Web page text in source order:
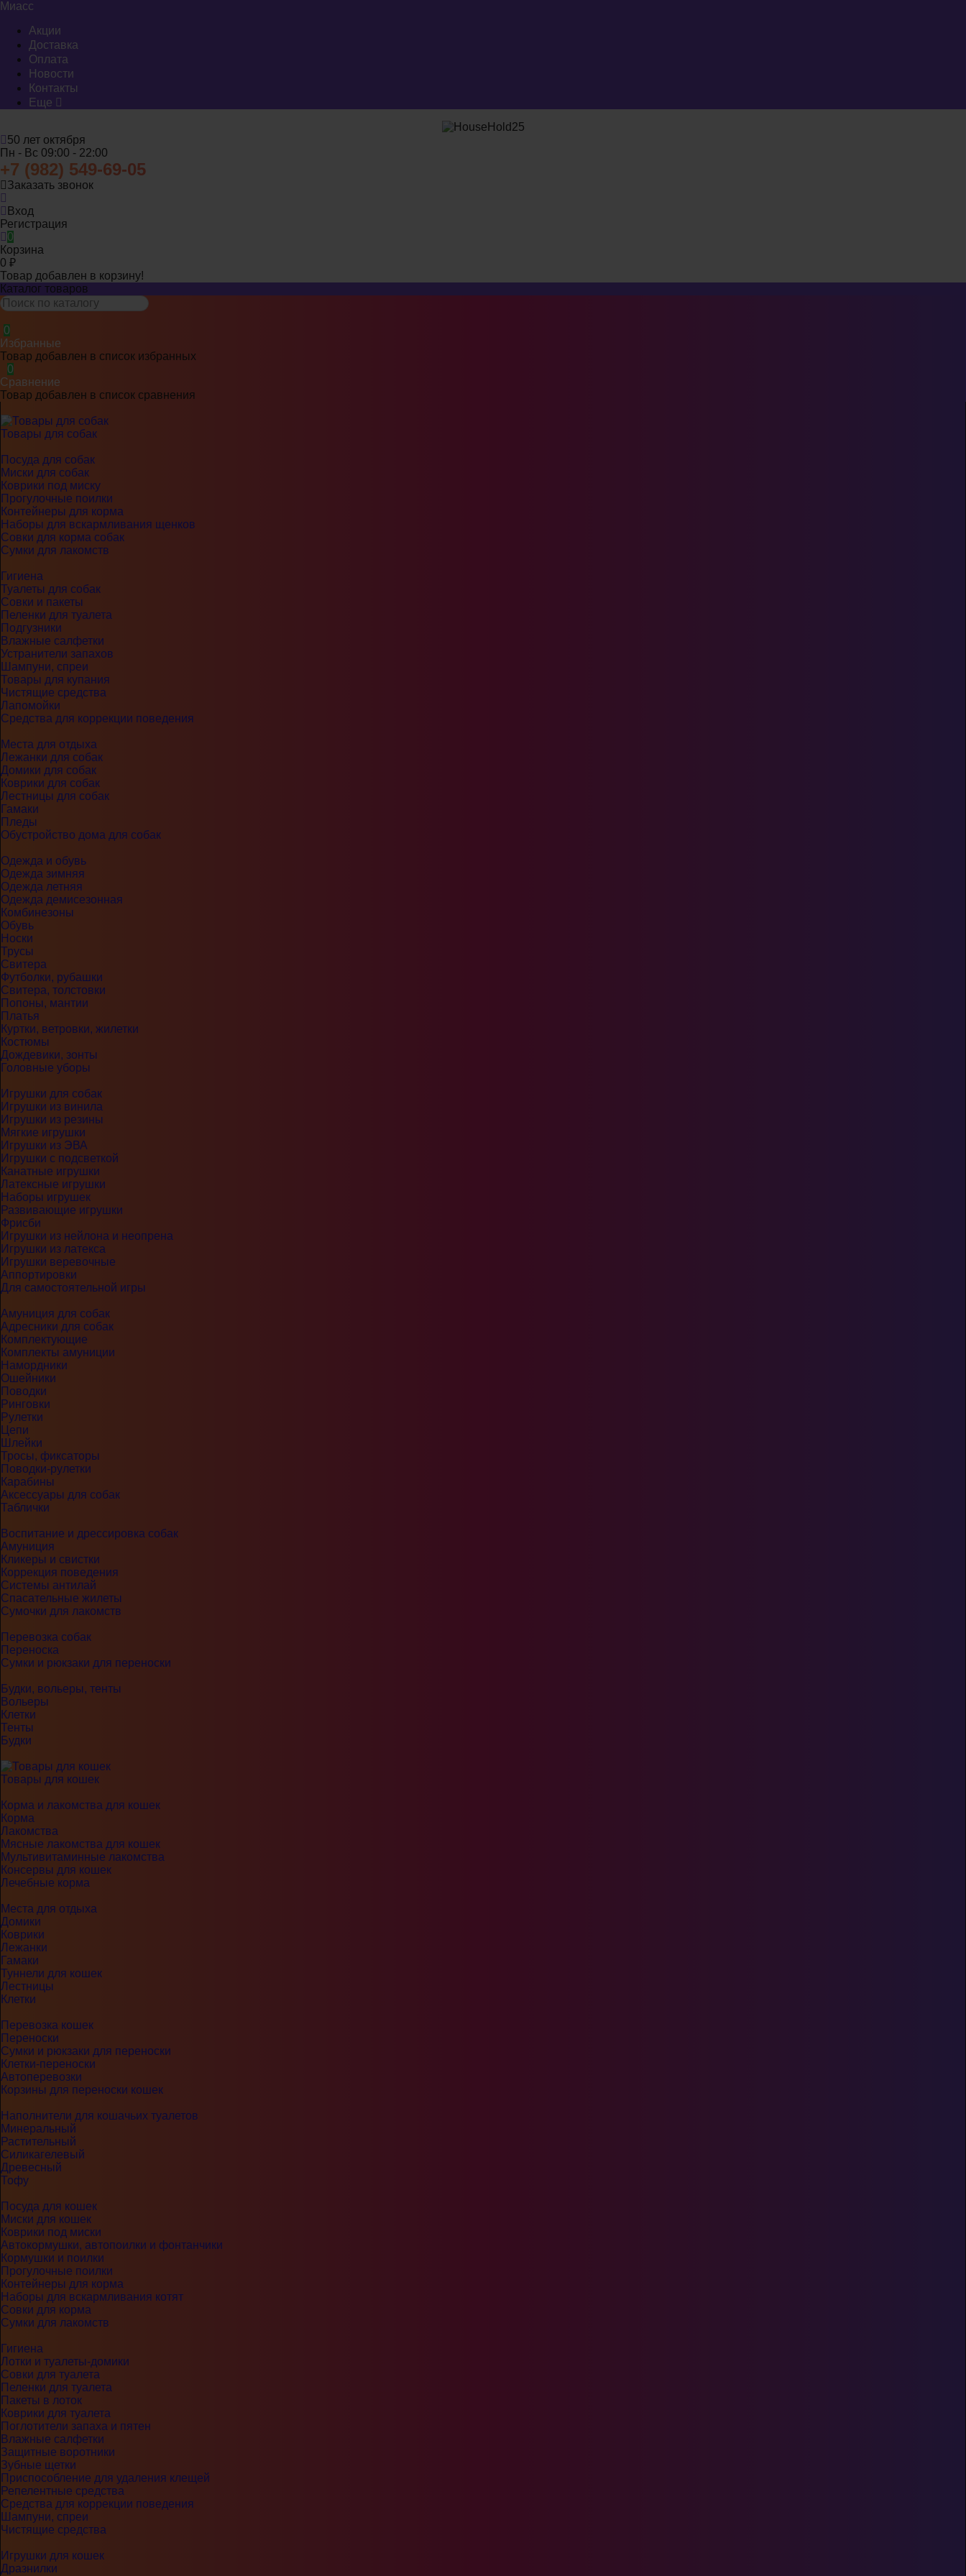
Миасс
Акции
Доставка
Оплата
Новости
Контакты
Еще
50 лет октября
Пн - Вс 09:00 - 22:00
+7 (982) 549-69-05
Заказать звонок
Вход
Регистрация
0
Корзина
0 ₽
Товар добавлен в корзину!
Каталог товаров
0
Избранные
Товар добавлен в список избранных
0
Сравнение
Товар добавлен в список сравнения
Товары для собак
Посуда для собак
Миски для собак
Коврики под миску
Прогулочные поилки
Контейнеры для корма
Наборы для вскармливания щенков
Совки для корма собак
Сумки для лакомств
Гигиена
Туалеты для собак
Совки и пакеты
Пеленки для туалета
Подгузники
Влажные салфетки
Устранители запахов
Шампуни, спреи
Товары для купания
Чистящие средства
Лапомойки
Средства для коррекции поведения
Места для отдыха
Лежанки для собак
Домики для собак
Коврики для собак
Лестницы для собак
Гамаки
Пледы
Обустройство дома для собак
Одежда и обувь
Одежда зимняя
Одежда летняя
Одежда демисезонная
Комбинезоны
Обувь
Носки
Трусы
Свитера
Футболки, рубашки
Свитера, толстовки
Попоны, мантии
Платья
Куртки, ветровки, жилетки
Костюмы
Дождевики, зонты
Головные уборы
Игрушки для собак
Игрушки из винила
Игрушки из резины
Мягкие игрушки
Игрушки из ЭВА
Игрушки с подсветкой
Канатные игрушки
Латексные игрушки
Наборы игрушек
Развивающие игрушки
Фрисби
Игрушки из нейлона и неопрена
Игрушки из латекса
Игрушки веревочные
Аппортировки
Для самостоятельной игры
Амуниция для собак
Адресники для собак
Комплектующие
Комплекты амуниции
Намордники
Ошейники
Поводки
Ринговки
Рулетки
Цепи
Шлейки
Тросы, фиксаторы
Поводки-рулетки
Карабины
Аксессуары для собак
Таблички
Воспитание и дрессировка собак
Амуниция
Кликеры и свистки
Коррекция поведения
Системы антилай
Спасательные жилеты
Сумочки для лакомств
Перевозка собак
Переноска
Сумки и рюкзаки для переноски
Будки, вольеры, тенты
Вольеры
Клетки
Тенты
Будки
Товары для кошек
Корма и лакомства для кошек
Корма
Лакомства
Мясные лакомства для кошек
Мультивитаминные лакомства
Консервы для кошек
Лечебные корма
Места для отдыха
Домики
Коврики
Лежанки
Гамаки
Туннели для кошек
Лестницы
Клетки
Перевозка кошек
Переноски
Сумки и рюкзаки для переноски
Клетки-переноски
Автоперевозки
Корзины для переноски кошек
Наполнители для кошачьих туалетов
Минеральный
Растительный
Силикагелевый
Древесный
Тофу
Посуда для кошек
Миски для кошек
Коврики под миски
Автокормушки, автопоилки и фонтанчики
Кормушки и поилки
Прогулочные поилки
Контейнеры для корма
Наборы для вскармливания котят
Совки для корма
Сумки для лакомств
Гигиена
Лотки и туалеты-домики
Совки для туалета
Пеленки для туалета
Пакеты в лоток
Коврики для туалета
Поглотители запаха и пятен
Влажные салфетки
Защитные воротники
Зубные щетки
Приспособление для удаления клещей
Репелентные средства
Средства для коррекции поведения
Шампуни, спреи
Чистящие средства
Игрушки для кошек
Дразнилки